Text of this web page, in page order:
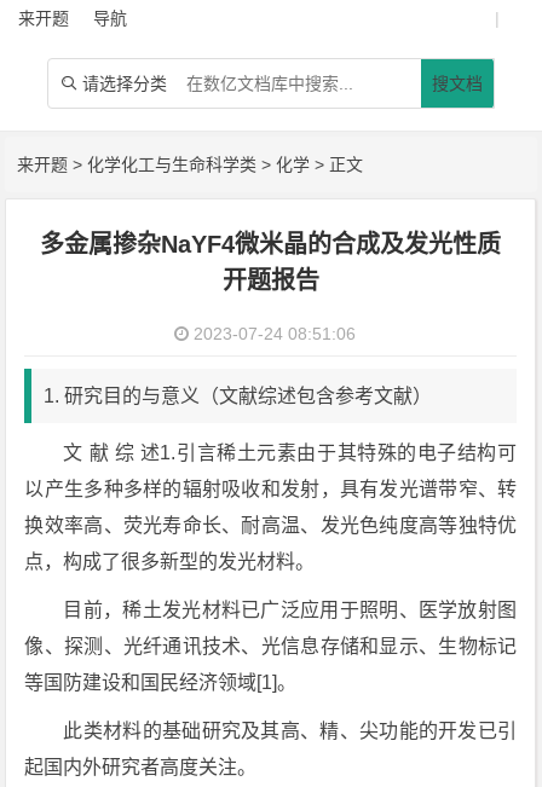
来开题 导航 |
 请选择分类 搜文档
来开题 >化学化工与生命科学类 >化学 > 正文
多金属掺杂NaYF4微米晶的合成及发光性质
开题报告
2023-07-24 08:51:06
1. 研究目的与意义（文献综述包含参考文献）
文 献 综 述1.引言稀土元素由于其特殊的电子结构可
以产生多种多样的辐射吸收和发射，具有发光谱带窄、转
换效率高、荧光寿命长、耐高温、发光色纯度高等独特优
点，构成了很多新型的发光材料。
目前，稀土发光材料已广泛应用于照明、医学放射图
像、探测、光纤通讯技术、光信息存储和显示、生物标记
等国防建设和国民经济领域[1]。
此类材料的基础研究及其高、精、尖功能的开发已引
起国内外研究者高度关注。